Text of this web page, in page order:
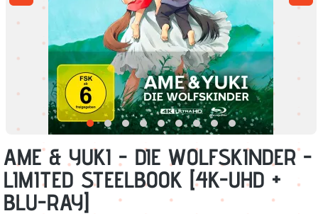
AME & YUKI - DIE WOLFSKINDER -
LIMITED STEELBOOK [4K-UHD +
BLU-RAY]